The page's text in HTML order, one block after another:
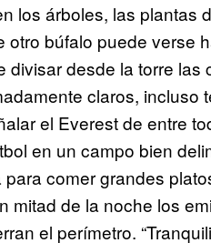
los árboles, las plantas
búfalo puede verse
desde la torre las
claros, incluso
el Everest de entre
en un campo bien
comer grandes
mitad de la noche los
el perímetro.